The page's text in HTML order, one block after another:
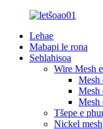
Lehae
Mabapi le rona
Sehlahisoa
Wire Mesh
Mesh
Mesh
Mesh
Tšepe e
Nickel mesh